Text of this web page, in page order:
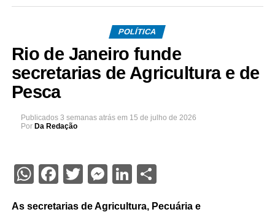
POLÍTICA
Rio de Janeiro funde
secretarias de Agricultura e de
Pesca
Publicados 3 semanas atrás em 15 de julho de 2026
Por Da Redação
WhatsApp
Facebook
TwitterMessenger
LinkedIn
As secretarias de Agricultura, Pecuária e